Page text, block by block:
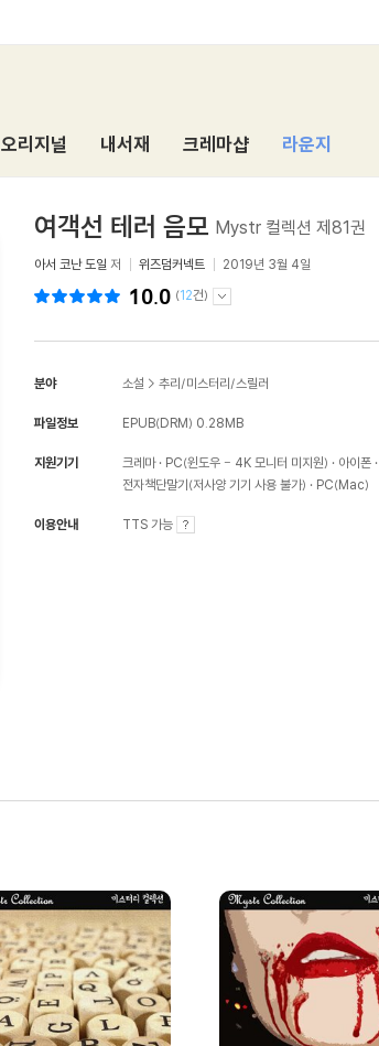
오리지널 내서재 크레마샵 라운지
여객선 테러 음모 Mystr 컬렉션 제81권
아서 코난 도일 저 위즈덤커넥트 2019년 3월 4일
10.0 (12건)
분야 소설 > 추리/미스터리/스릴러
파일정보 EPUB(DRM) 0.28MB
지원기기 크레마 PC(윈도우 - 4K 모니터 미지원) 아이폰
전자책단말기(저사양 기기 사용 불가)
PC(Mac)
이용안내 TTS 가능